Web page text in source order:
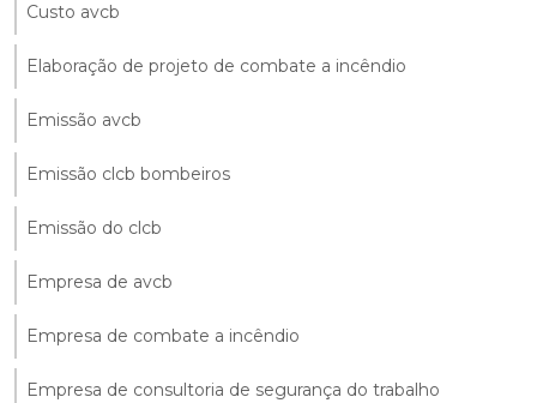
Custo avcb
Elaboração de projeto de combate a incêndio
Emissão avcb
Emissão clcb bombeiros
Emissão do clcb
Empresa de avcb
Empresa de combate a incêndio
Empresa de consultoria de segurança do trabalho